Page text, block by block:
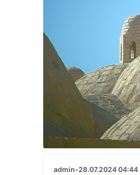
admin•28.07.2024 04:44